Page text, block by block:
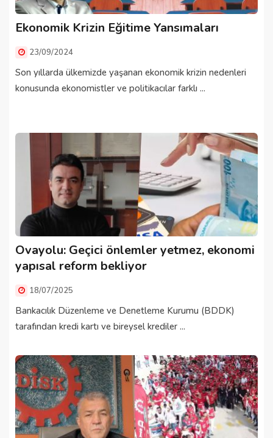
Ekonomik Krizin Eğitime Yansımaları
23/09/2024
Son yıllarda ülkemizde yaşanan ekonomik krizin nedenleri
konusunda ekonomistler ve politikacılar farklı ...
Ovayolu: Geçici önlemler yetmez, ekonomi
yapısal reform bekliyor
18/07/2025
Bankacılık Düzenleme ve Denetleme Kurumu (BDDK)
tarafından kredi kartı ve bireysel krediler ...